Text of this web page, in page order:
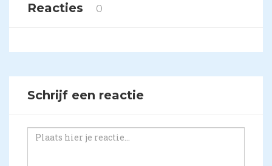
Reacties 0
Schrijf een reactie